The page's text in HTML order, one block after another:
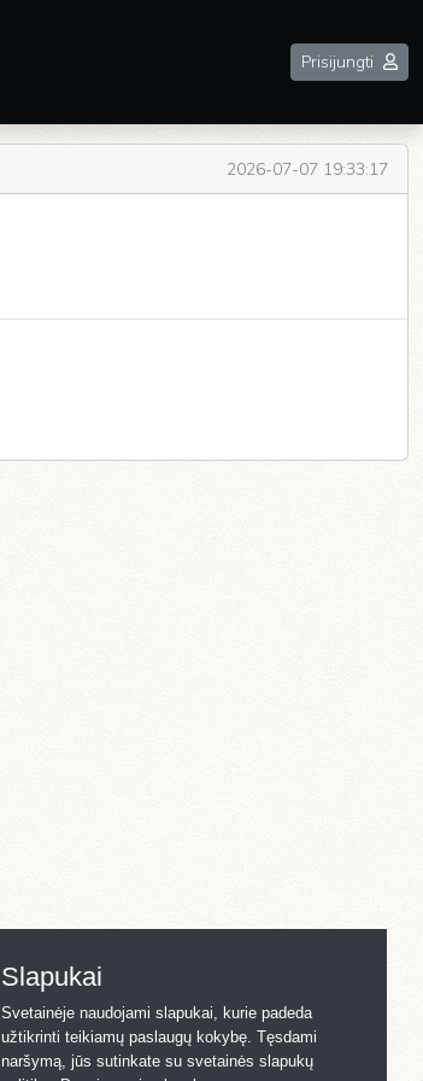
Prisijungti
2026-07-07 19:33:17
Slapukai
Svetainėje naudojami slapukai, kurie padeda
užtikrinti teikiamų paslaugų kokybę. Tęsdami
naršymą, jūs sutinkate su svetainės slapukų